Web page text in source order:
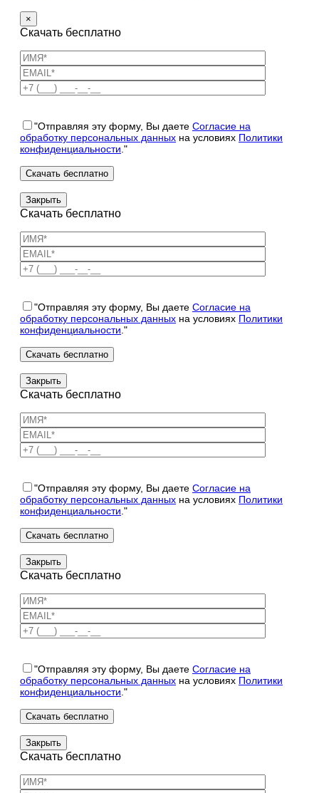
×
Скачать бесплатно
"Отправляя эту форму, Вы даете Согласие на
обработку персональных данных на условиях Политики
конфиденциальности ."
Закрыть
Скачать бесплатно
"Отправляя эту форму, Вы даете Согласие на
обработку персональных данных на условиях Политики
конфиденциальности ."
Закрыть
Скачать бесплатно
"Отправляя эту форму, Вы даете Согласие на
обработку персональных данных на условиях Политики
конфиденциальности ."
Закрыть
Скачать бесплатно
"Отправляя эту форму, Вы даете Согласие на
обработку персональных данных на условиях Политики
конфиденциальности ."
Закрыть
Скачать бесплатно